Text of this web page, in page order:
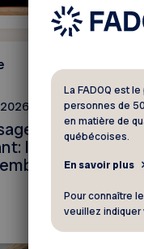
du
le Top 5 choisi
La FADOQ est
personnes de
en matière de
québécoises.
En savoir plus
Pour connaître
veuillez